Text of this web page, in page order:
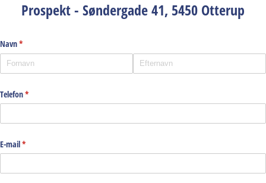
Prospekt - Søndergade 41, 5450 Otterup
Navn*
(påkrævet)
Telefon*
(påkrævet)
E-mail*
(påkrævet)